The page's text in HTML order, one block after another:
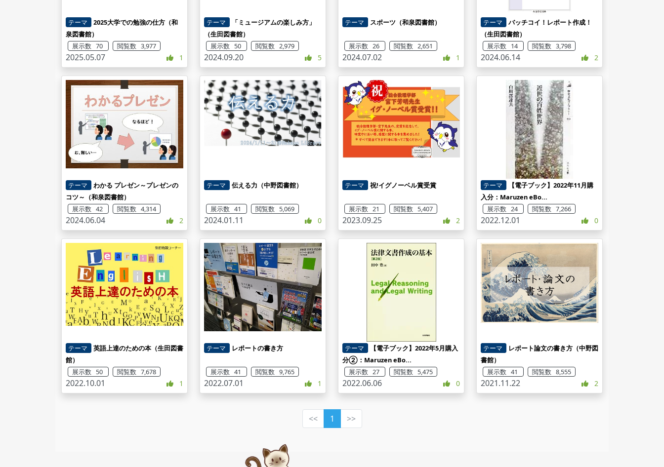
テーマ
2025大学での勉強の仕方（和
泉図書館）
展示数 70
閲覧数 3,977
2025.05.07 1
テーマ
「ミュージアムの楽しみ方」
（生田図書館）
展示数 50
閲覧数 2,979
2024.09.20 5
テーマ スポーツ（和泉図書館）
展示数 26 閲覧数 2,651
2024.07.02 1
テーマ
バッチコイ！レポート作成！
（生田図書館）
展示数 14
閲覧数 3,798
2024.06.14 2
テーマ
わかる プレゼン～プレゼンの
コツ～（和泉図書館）
展示数 42
閲覧数 4,314
2024.06.04 2
テーマ 伝える力（中野図書館）
展示数 41 閲覧数 5,069
2024.01.11 0
テーマ 祝!イグノーベル賞受賞
展示数 21 閲覧数 5,407
2023.09.25 2
テーマ
【電子ブック】2022年11月購
入分：Maruzen eBo...
展示数 24
閲覧数 7,266
2022.12.01 0
テーマ
英語上達のための本（生田図書
館）
展示数 50
閲覧数 7,678
2022.10.01 1
テーマ レポートの書き方
展示数 41 閲覧数 9,765
2022.07.01 1
テーマ
【電子ブック】2022年5月購入
分②：Maruzen eBo...
展示数 27
閲覧数 5,475
2022.06.06 0
テーマ
レポート論文の書き方（中野図
書館）
展示数 41
閲覧数 8,555
2021.11.22 2
<< 1 >>